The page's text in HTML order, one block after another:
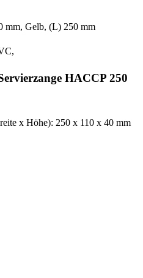
mm, Gelb, (L) 250 mm
HACCP 250
x Höhe): 250 x 110 x 40 mm